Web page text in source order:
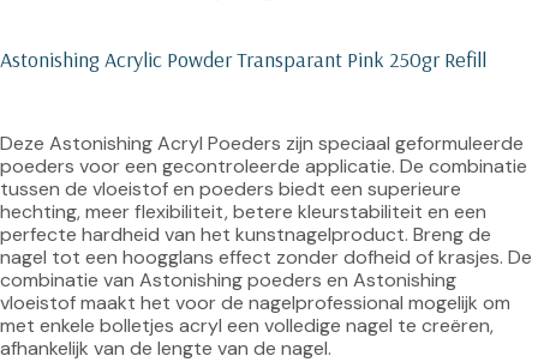
Astonishing Acrylic Powder Transparant Pink 250gr Refill
Deze Astonishing Acryl Poeders zijn speciaal geformuleerde
poeders voor een gecontroleerde applicatie. De combinatie
tussen de vloeistof en poeders biedt een superieure
hechting, meer flexibiliteit, betere kleurstabiliteit en een
perfecte hardheid van het kunstnagelproduct. Breng de
nagel tot een hoogglans effect zonder dofheid of krasjes. De
combinatie van Astonishing poeders en Astonishing
vloeistof maakt het voor de nagelprofessional mogelijk om
met enkele bolletjes acryl een volledige nagel te creëren,
afhankelijk van de lengte van de nagel.